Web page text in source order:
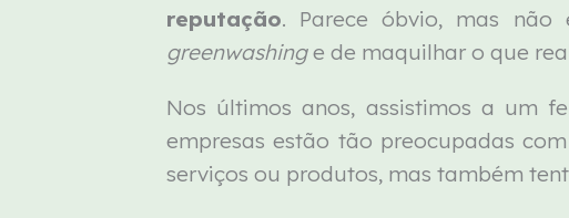
reputação. Parece óbvio, mas
greenwashinge de maquilhar o que
Nos últimos anos, assistimos a um
empresas estão tão preocupadas
serviços ou produtos, mas também